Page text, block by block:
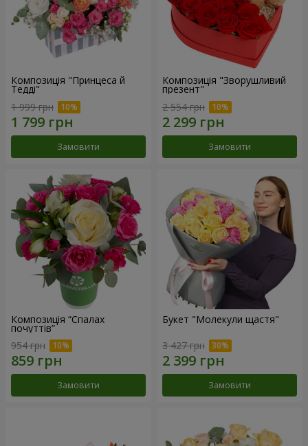
Композиція "Принцеса й
Тедді"
1 999 грн
Замовити
Композиція "Зворушливий
презент"
2 554 грн
Замовити
Композиція “Спалах
почуттів”
954 грн
Замовити
Букет "Молекули щастя"
3 427 грн
Замовити